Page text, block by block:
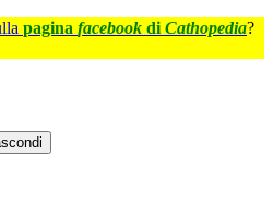
pagina facebook di Cathopedia?